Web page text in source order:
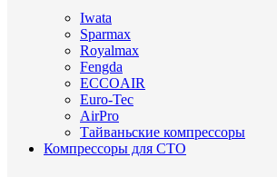
Iwata
Sparmax
Royalmax
Fengda
ECCOAIR
Euro-Tec
AirPro
Тайваньские компрессоры
Компрессоры для СТО